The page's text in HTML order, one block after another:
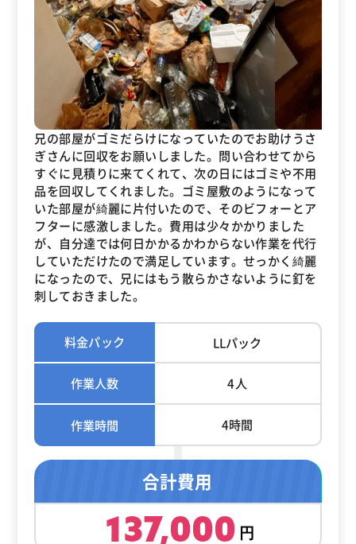
兄の部屋がゴミだらけになっていたのでお助けうさ
ぎさんに回収をお願いしました。問い合わせてから
すぐに見積りに来てくれて、次の日にはゴミや不用
品を回収してくれました。ゴミ屋敷のようになって
いた部屋が綺麗に片付いたので、そのビフォーとア
フターに感激しました。費用は少々かかりました
が、自分達では何日かかるかわからない作業を代行
していただけたので満足しています。せっかく綺麗
になったので、兄にはもう散らかさないように釘を
刺しておきました。
料金パック LLパック
作業人数 4人
作業時間 4時間
合計費用
137,000